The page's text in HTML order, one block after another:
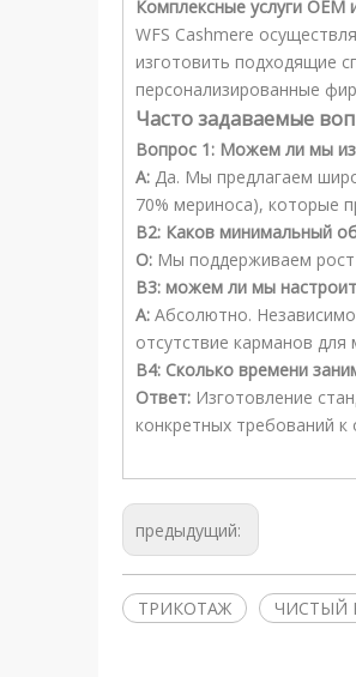
Комплексные услуги OEM
WFS Cashmere
изготовить подходящие
персонализированные
Часто задаваемые
Вопрос 1: Можем ли мы
А: Да. Мы предлагаем
70% мериноса), которые
В2: Каков минимальный
О: Мы поддерживаем рост
В3: можем ли мы
А: Абсолютно.
отсутствие карманов
В4: Сколько времени
Ответ: Изготовление
конкретных требований
предыдущий:
ТРИКОТАЖ ЧИСТЫЙ